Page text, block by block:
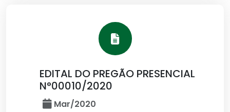
EDITAL DO PREGÃO PRESENCIAL
N°00010/2020
Mar/2020